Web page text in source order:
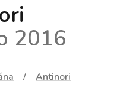
2016
Antinori